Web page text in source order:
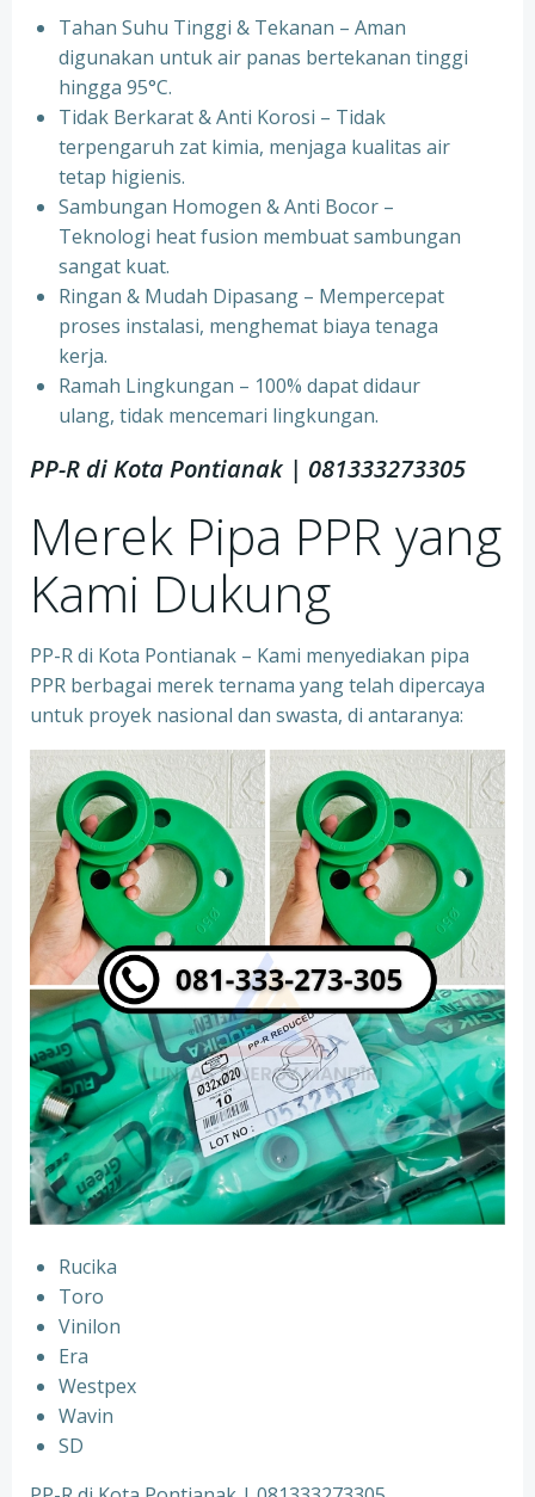
Tahan Suhu Tinggi & Tekanan – Aman
digunakan untuk air panas bertekanan tinggi
hingga 95°C.
⁠Tidak Berkarat & Anti Korosi – Tidak
terpengaruh zat kimia, menjaga kualitas air
tetap higienis.
⁠Sambungan Homogen & Anti Bocor –
Teknologi heat fusion membuat sambungan
sangat kuat.
⁠Ringan & Mudah Dipasang – Mempercepat
proses instalasi, menghemat biaya tenaga
kerja.
⁠Ramah Lingkungan – 100% dapat didaur
ulang, tidak mencemari lingkungan.
PP-R di KotaPontianak | 081333273305
Merek Pipa PPR yang
Kami Dukung
PP-R di Kota Pontianak – Kami menyediakan pipa
PPR berbagai merek ternama yang telah dipercaya
untuk proyek nasional dan swasta, di antaranya:
Rucika
⁠Toro
⁠Vinilon
⁠Era
⁠Westpex
⁠Wavin
⁠SD